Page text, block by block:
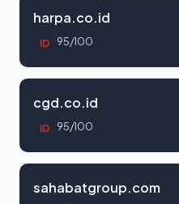
harpa.co.id
ID 95/100
cgd.co.id
ID 95/100
sahabatgroup.com